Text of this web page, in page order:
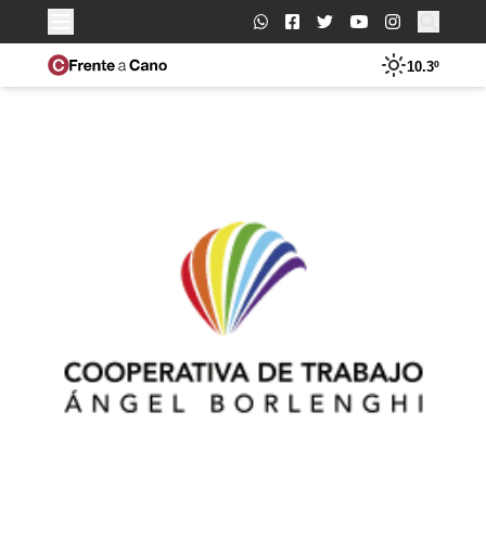
Buscar:
10.3º